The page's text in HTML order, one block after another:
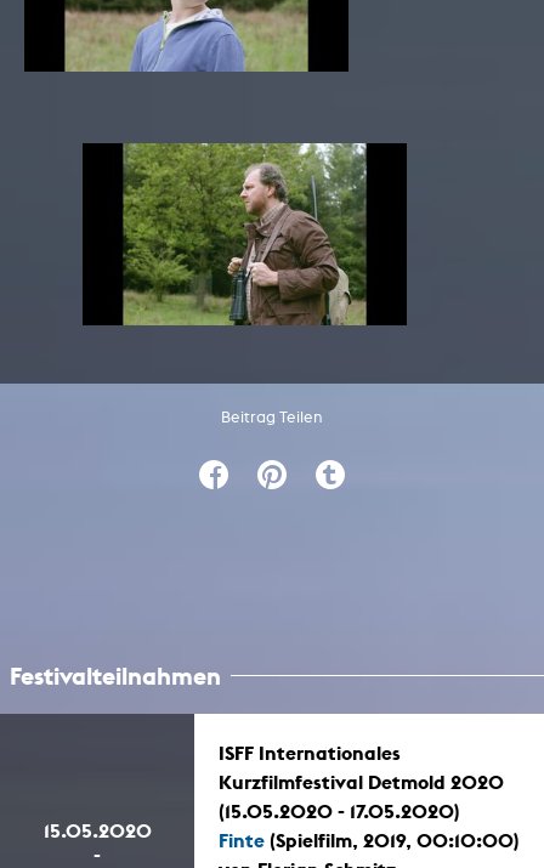
Beitrag Teilen
Festivalteilnahmen
15.05.2020
-
ISFF Internationales
Kurzfilmfestival Detmold 2020
(15.05.2020 - 17.05.2020)
Finte (Spielfilm, 2019, 00:10:00)